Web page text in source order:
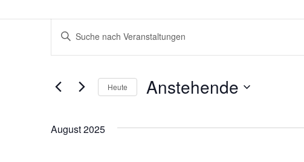
Veranstaltungen
Veranstaltungen
Suche
Ansichten,
Navigation
Bitte
nach
Heute Anstehende
August 2025